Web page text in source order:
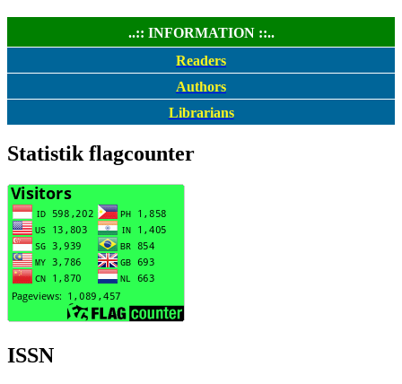
..:: INFORMATION ::..
Readers
Authors
Librarians
Statistik flagcounter
ISSN